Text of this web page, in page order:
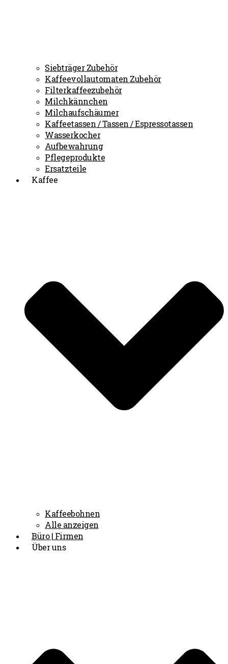
Siebträger Zubehör
Kaffeevollautomaten Zubehör
Filterkaffeezubehör
Milchkännchen
Milchaufschäumer
Kaffeetassen / Tassen / Espressotassen
Wasserkocher
Aufbewahrung
Pflegeprodukte
Ersatzteile
Kaffee
Kaffeebohnen
Alle anzeigen
Büro | Firmen
Über uns